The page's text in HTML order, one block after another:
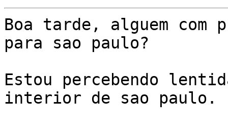
Boa tarde, alguem com
para sao paulo?
Estou percebendo
interior de sao paulo.